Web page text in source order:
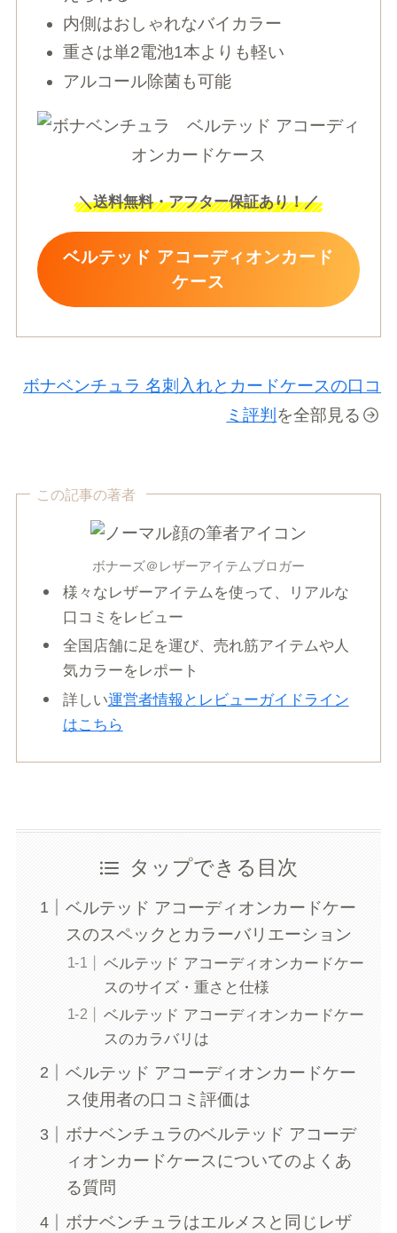
内側はおしゃれなバイカラー
重さは単2電池1本よりも軽い
アルコール除菌も可能
＼送料無料・アフター保証あり！／
ベルテッド アコーディオンカード
ケース
ボナベンチュラ 名刺入れとカードケースの口コ
ミ評判 を全部見る
この記事の著者
ボナーズ＠レザーアイテムブロガー
様々なレザーアイテムを使って、リアルな
口コミをレビュー
全国店舗に足を運び、売れ筋アイテムや人
気カラーをレポート
詳しい運営者情報とレビューガイドライン
はこちら
タップできる目次
ベルテッド アコーディオンカードケー
スのスペックとカラーバリエーション
ベルテッド アコーディオンカードケー
スのサイズ・重さと仕様
ベルテッド アコーディオンカードケー
スのカラバリは
ベルテッド アコーディオンカードケー
ス使用者の口コミ評価は
ボナベンチュラのベルテッド アコーデ
ィオンカードケースについてのよくあ
る質問
ボナベンチュラはエルメスと同じレザ